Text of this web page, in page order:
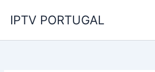
IPTV PORTUGAL